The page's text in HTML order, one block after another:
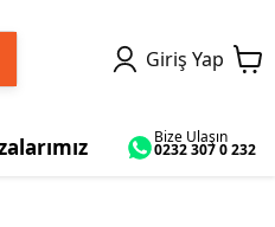
Giriş Yap
Bize Ulaşın
0232 307 0 232